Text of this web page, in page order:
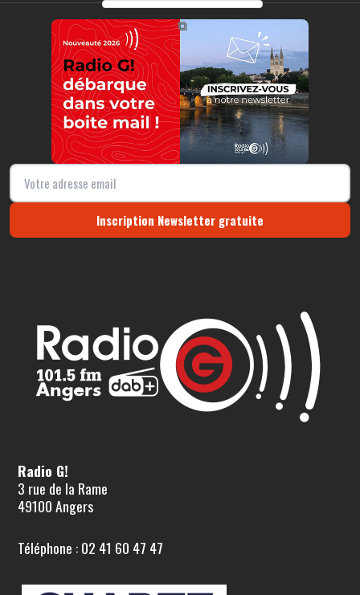
https://radio-g.fr?18549
⧉
Inscription Newsletter gratuite
Radio G!
3 rue de la Rame
49100 Angers
Téléphone : 02 41 60 47 47